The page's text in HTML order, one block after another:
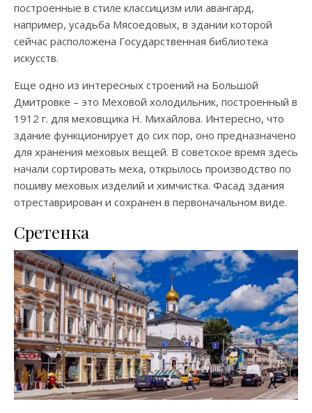
построенные в стиле классицизм или авангард,
например, усадьба Мясоедовых, в здании которой
сейчас расположена Государственная библиотека
искусств.
Еще одно из интересных строений на Большой
Дмитровке – это Меховой холодильник, построенный в
1912 г. для меховщика Н. Михайлова. Интересно, что
здание функционирует до сих пор, оно предназначено
для хранения меховых вещей. В советское время здесь
начали сортировать меха, открылось производство по
пошиву меховых изделий и химчистка. Фасад здания
отреставрирован и сохранен в первоначальном виде.
Сретенка